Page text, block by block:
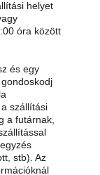
helyet
óra között
és egy
szállítási
a futárnak,
stb). Az